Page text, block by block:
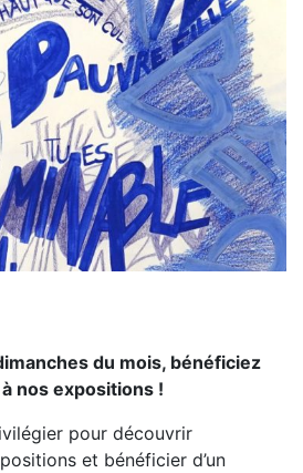
du mois, bénéficiez
nos expositions !
pour découvrir
et bénéficier d’un